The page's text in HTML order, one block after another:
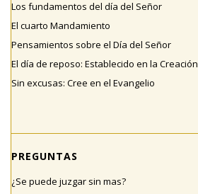
Los fundamentos del día del Señor
El cuarto Mandamiento
Pensamientos sobre el Día del Señor
El día de reposo: Establecido en la Creación
Sin excusas: Cree en el Evangelio
PREGUNTAS
¿Se puede juzgar sin mas?